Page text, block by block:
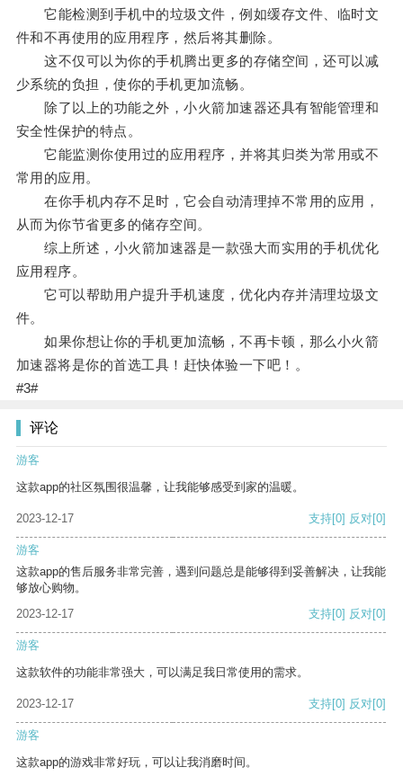
它能检测到手机中的垃圾文件，例如缓存文件、临时文
件和不再使用的应用程序，然后将其删除。
这不仅可以为你的手机腾出更多的存储空间，还可以减
少系统的负担，使你的手机更加流畅。
除了以上的功能之外，小火箭加速器还具有智能管理和
安全性保护的特点。
它能监测你使用过的应用程序，并将其归类为常用或不
常用的应用。
在你手机内存不足时，它会自动清理掉不常用的应用，
从而为你节省更多的储存空间。
综上所述，小火箭加速器是一款强大而实用的手机优化
应用程序。
它可以帮助用户提升手机速度，优化内存并清理垃圾文
件。
如果你想让你的手机更加流畅，不再卡顿，那么小火箭
加速器将是你的首选工具！赶快体验一下吧！。
#3#
评论
游客
这款app的社区氛围很温馨，让我能够感受到家的温暖。
2023-12-17 支持[0] 反对[0]
游客
这款app的售后服务非常完善，遇到问题总是能够得到妥善解决，让我能
够放心购物。
2023-12-17
支持[0] 反对[0]
游客
这款软件的功能非常强大，可以满足我日常使用的需求。
2023-12-17 支持[0] 反对[0]
游客
这款app的游戏非常好玩，可以让我消磨时间。